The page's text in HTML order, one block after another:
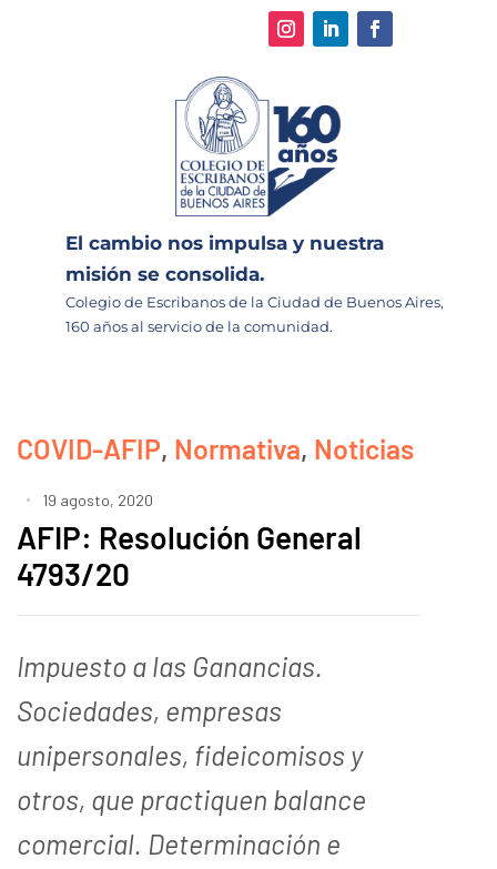
El cambio nos impulsa y nuestra
misión se consolida.
Colegio de Escribanos de la Ciudad de Buenos Aires,
160 años al servicio de la comunidad.
COVID-AFIP, Normativa, Noticias
19 agosto, 2020
AFIP: Resolución General
4793/20
Impuesto a las Ganancias.
Sociedades, empresas
unipersonales, fideicomisos y
otros, que practiquen balance
comercial. Determinación e